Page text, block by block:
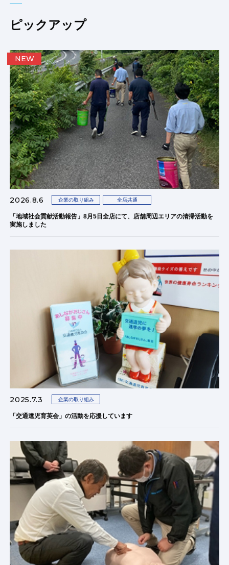
ピックアップ
2026.8.6 企業の取り組み 全店共通
「地域社会貢献活動報告」8月5日全店にて、店舗周辺エリアの清掃活動を
実施しました
NEW
2025.7.3 企業の取り組み
「交通遺児育英会」の活動を応援しています